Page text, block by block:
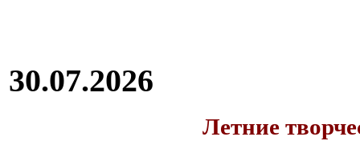
30.07.2026
Летние